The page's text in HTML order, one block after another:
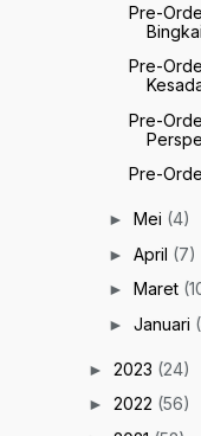
Pre-
Pre-
Pre-
Pre-
► Mei (4)
► April (7)
► Maret
► Januari
► 2023 (24)
► 2022 (56)